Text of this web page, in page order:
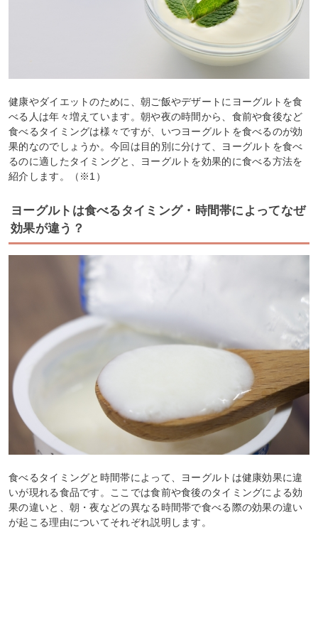
健康やダイエットのために、朝ご飯やデザートにヨーグルトを食
べる人は年々増えています。朝や夜の時間から、食前や食後など
食べるタイミングは様々ですが、いつヨーグルトを食べるのが効
果的なのでしょうか。今回は目的別に分けて、ヨーグルトを食べ
るのに適したタイミングと、ヨーグルトを効果的に食べる方法を
紹介します。（※1）
ヨーグルトは食べるタイミング・時間帯によってなぜ
効果が違う？
食べるタイミングと時間帯によって、ヨーグルトは健康効果に違
いが現れる食品です。ここでは食前や食後のタイミングによる効
果の違いと、朝・夜などの異なる時間帯で食べる際の効果の違い
が起こる理由についてそれぞれ説明します。